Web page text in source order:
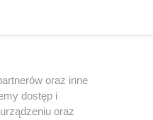
oraz inne
dostęp i
oraz